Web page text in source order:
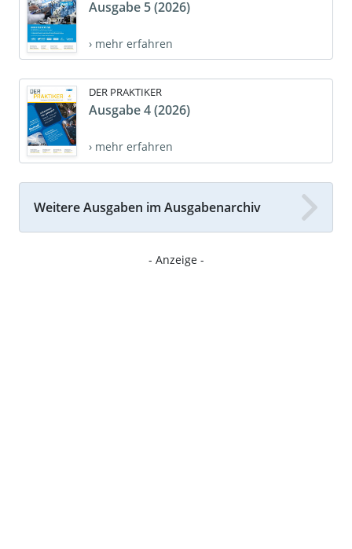
Ausgabe 5 (2026)
› mehr erfahren
DER PRAKTIKER
Ausgabe 4 (2026)
› mehr erfahren
Weitere Ausgaben im Ausgabenarchiv
- Anzeige -